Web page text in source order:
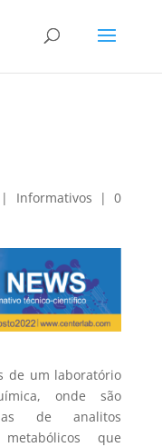
| Informativos |0
de um laboratório
onde são
de analitos
que